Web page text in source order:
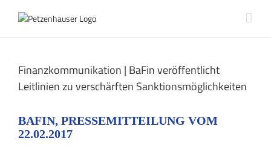
Inhalt
Finanzkommunikation | BaFin veröffentlicht
Leitlinien zu verschärften Sanktionsmöglichkeiten
BAFIN, PRESSEMITTEILUNG VOM
22.02.2017